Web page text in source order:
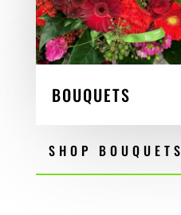
BOUQUETS
SHOP BOUQUETS